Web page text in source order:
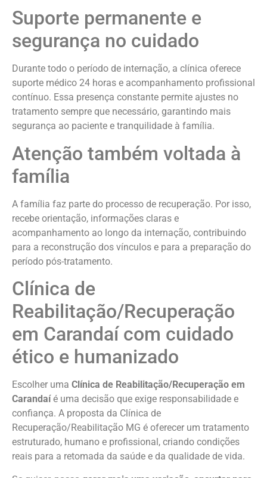
Suporte permanente e
segurança no cuidado
Durante todo o período de internação, a clínica oferece
suporte médico 24 horas e acompanhamento profissional
contínuo. Essa presença constante permite ajustes no
tratamento sempre que necessário, garantindo mais
segurança ao paciente e tranquilidade à família.
Atenção também voltada à
família
A família faz parte do processo de recuperação. Por isso,
recebe orientação, informações claras e
acompanhamento ao longo da internação, contribuindo
para a reconstrução dos vínculos e para a preparação do
período pós-tratamento.
Clínica de
Reabilitação/Recuperação
em Carandaí com cuidado
ético e humanizado
Escolher uma Clínica de Reabilitação/Recuperação em
Carandaíé uma decisão que exige responsabilidade e
confiança. A proposta da Clínica de
Recuperação/Reabilitação MG é oferecer um tratamento
estruturado, humano e profissional, criando condições
reais para a retomada da saúde e da qualidade de vida.